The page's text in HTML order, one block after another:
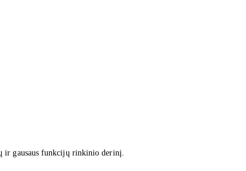
ir gausaus funkcijų rinkinio derinį.